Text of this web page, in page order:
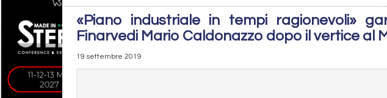
«Piano industriale in tempi ragionevoli»
Finarvedi Mario Caldonazzo dopo il vertice al
19 settembre 2019